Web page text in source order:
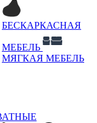
БЕСКАРКАСНАЯ
МЕБЕЛЬ
МЯГКАЯ МЕБЕЛЬ